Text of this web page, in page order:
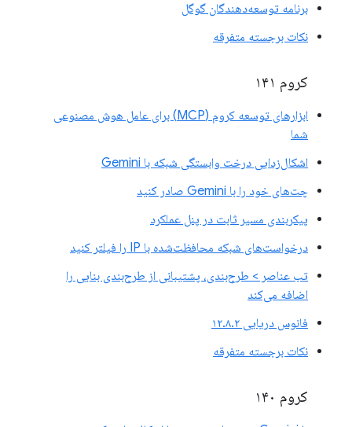
برنامه توسعه‌دهندگان گوگل
نکات برجسته متفرقه
کروم ۱۴۱
ابزارهای توسعه کروم (MCP) برای عامل هوش مصنوعی
شما
اشکال‌زدایی درخت وابستگی شبکه با Gemini
چت‌های خود را با Gemini صادر کنید
پیکربندی مسیر ثابت در پنل عملکرد
درخواست‌های شبکه محافظت‌شده با IP را فیلتر کنید
تب عناصر > طرح‌بندی، پشتیبانی از طرح‌بندی بنایی را
اضافه می‌کند
فانوس دریایی ۱۲.۸.۲
نکات برجسته متفرقه
کروم ۱۴۰